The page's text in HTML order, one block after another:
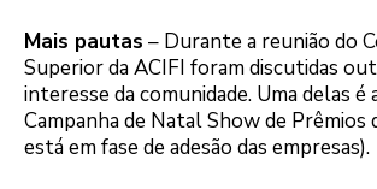
Mais pautas – Durante a reunião do
Superior da ACIFI foram discutidas
interesse da comunidade. Uma delas é
Campanha de Natal Show de Prêmios
está em fase de adesão das empresas).